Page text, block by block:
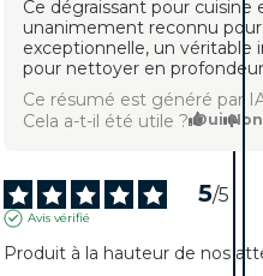
Ce dégraissant pour cuisine
unanimement reconnu
exceptionnelle, un véritable
pour nettoyer en
Ce résumé est généré par
Cela a-t-il été utile ? Oui Non
5/5
Avis vérifié
Produit à la hauteur de nos